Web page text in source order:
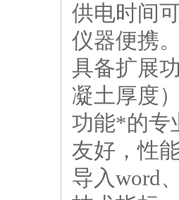
供电时间
仪器便携
具备扩展
凝土厚度
功能*的专
友好，性
导入word